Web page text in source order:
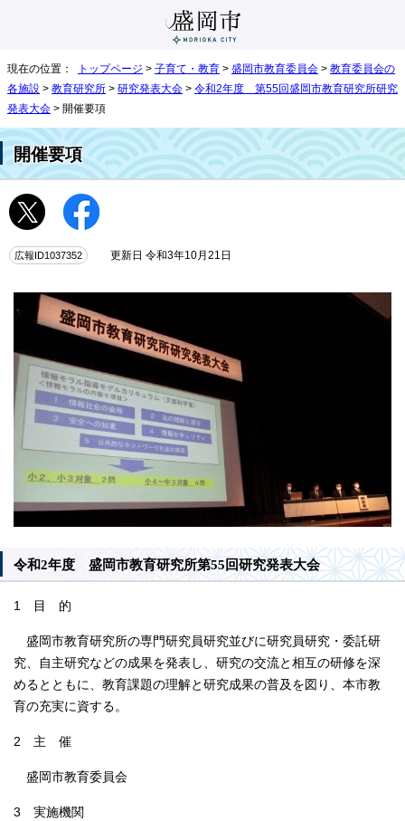
現在の位置： トップページ > 子育て・教育 > 盛岡市教育委員会 > 教育委員会の
各施設 > 教育研究所 > 研究発表大会 > 令和2年度 第55回盛岡市教育研究所研究
発表大会 > 開催要項
開催要項
広報ID1037352 更新日 令和3年10月21日
令和2年度 盛岡市教育研究所第55回研究発表大会
1 目 的
盛岡市教育研究所の専門研究員研究並びに研究員研究・委託研
究、自主研究などの成果を発表し、研究の交流と相互の研修を深
めるとともに、教育課題の理解と研究成果の普及を図り、本市教
育の充実に資する。
2 主 催
盛岡市教育委員会
3 実施機関